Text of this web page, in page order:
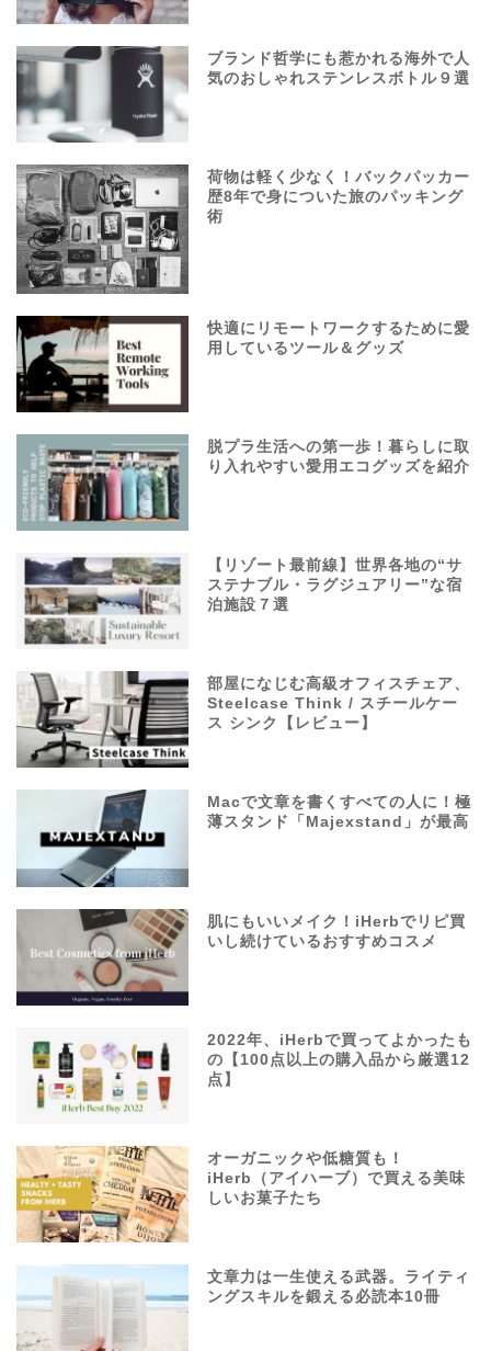
ブランド哲学にも惹かれる海外で人
気のおしゃれステンレスボトル９選
荷物は軽く少なく！バックパッカー
歴8年で身についた旅のパッキング
術
快適にリモートワークするために愛
用しているツール＆グッズ
脱プラ生活への第一歩！暮らしに取
り入れやすい愛用エコグッズを紹介
【リゾート最前線】世界各地の“サ
ステナブル・ラグジュアリー”な宿
泊施設７選
部屋になじむ高級オフィスチェア、
Steelcase Think / スチールケー
ス シンク【レビュー】
Macで文章を書くすべての人に！極
薄スタンド「Majexstand」が最高
肌にもいいメイク！iHerbでリピ買
いし続けているおすすめコスメ
2022年、iHerbで買ってよかったも
の【100点以上の購入品から厳選12
点】
オーガニックや低糖質も！
iHerb（アイハーブ）で買える美味
しいお菓子たち
文章力は一生使える武器。ライティ
ングスキルを鍛える必読本10冊